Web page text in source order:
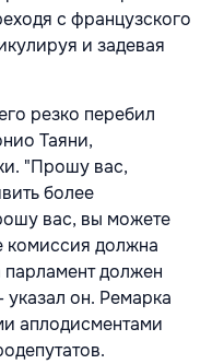
с французского
и задевая
резко перебил
Таяни,
"Прошу вас,
более
вас, вы можете
комиссия должна
парламент должен
он. Ремарка
аплодисментами